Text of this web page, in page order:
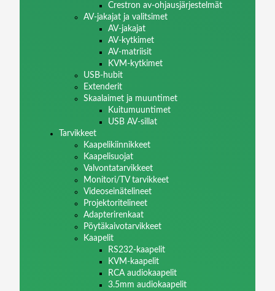
Crestron av-ohjausjärjestelmät
AV-jakajat ja valitsimet
AV-jakajat
AV-kytkimet
AV-matriisit
KVM-kytkimet
USB-hubit
Extenderit
Skaalaimet ja muuntimet
Kuitumuuntimet
USB AV-sillat
Tarvikkeet
Kaapelikiinnikkeet
Kaapelisuojat
Valvontatarvikkeet
Monitori/TV tarvikkeet
Videoseinätelineet
Projektoritelineet
Adapterirenkaat
Pöytäkaivotarvikkeet
Kaapelit
RS232-kaapelit
KVM-kaapelit
RCA audiokaapelit
3.5mm audiokaapelit